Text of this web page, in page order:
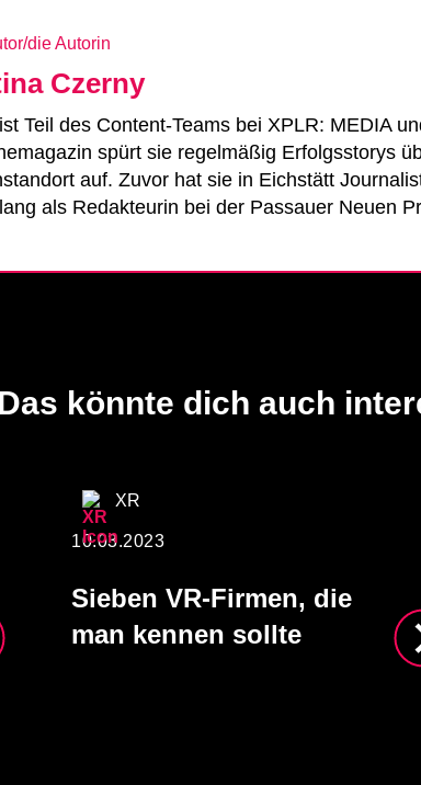
die Autorin
Czerny
Teil des Content-Teams bei XPLR: MEDIA
spürt sie regelmäßig Erfolgsstorys
auf. Zuvor hat sie in Eichstätt
als Redakteurin bei der Passauer Neuen
Das könnte dich auch
10.03.2023
XR
Sieben VR-Firmen, die
man kennen sollte